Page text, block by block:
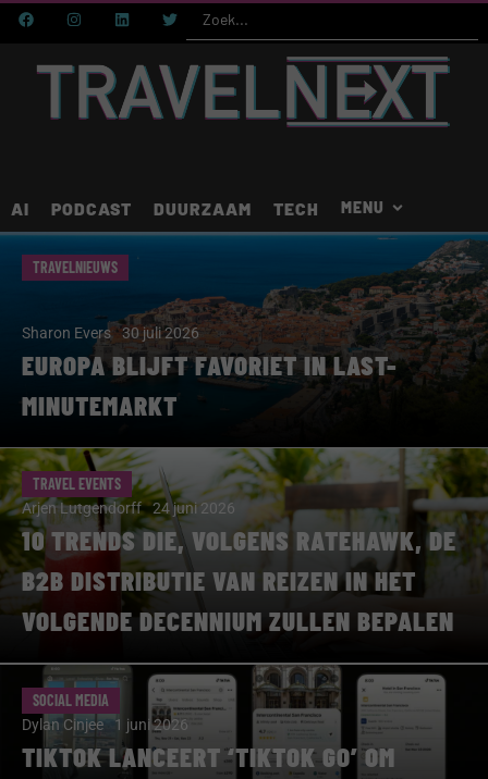
AI PODCAST DUURZAAM TECH
TRAVELNIEUWS
Sharon Evers 30 juli 2026
EUROPA BLIJFT FAVORIET IN LAST-
MINUTEMARKT
TRAVEL EVENTS
Arjen Lutgendorff 24 juni 2026
10 TRENDS DIE, VOLGENS RATEHAWK, DE
B2B DISTRIBUTIE VAN REIZEN IN HET
VOLGENDE DECENNIUM ZULLEN BEPALEN
SOCIAL MEDIA
Dylan Cinjee 1 juni 2026
TIKTOK LANCEERT ‘TIKTOK GO’ OM